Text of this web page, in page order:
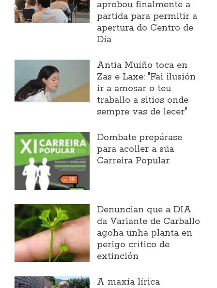
aprobou finalmente a
partida para permitir a
apertura do Centro de
Día
Antía Muíño toca en
Zas e Laxe: "Fai ilusión
ir a amosar o teu
traballo a sitios onde
sempre vas de lecer"
Dombate prepárase
para acoller a súa
Carreira Popular
Denuncian que a DIA
da Variante de Carballo
agoha unha planta en
perigo crítico de
extinción
A maxia lírica